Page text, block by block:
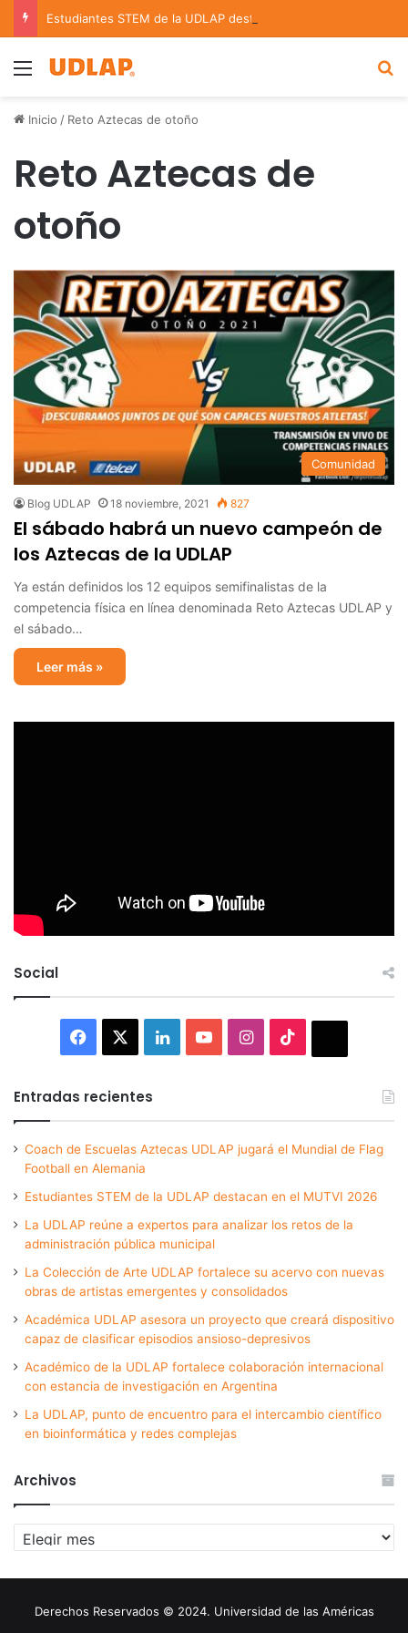
Menu
Inicio / Reto Aztecas de otoño
Reto Aztecas de
otoño
Comunidad
Blog UDLAP 18 noviembre, 2021 827
El sábado habrá un nuevo campeón de
los Aztecas de la UDLAP
Ya están definidos los 12 equipos semifinalistas de la
competencia física en línea denominada Reto Aztecas UDLAP y
el sábado…
Leer más »
Social
Facebook LinkedInYouTubeInstagram
Entradas recientes
Coach de Escuelas Aztecas UDLAP jugará el Mundial de Flag
Football en Alemania
Estudiantes STEM de la UDLAP destacan en el MUTVI 2026
La UDLAP reúne a expertos para analizar los retos de la
administración pública municipal
La Colección de Arte UDLAP fortalece su acervo con nuevas
obras de artistas emergentes y consolidados
Académica UDLAP asesora un proyecto que creará dispositivo
capaz de clasificar episodios ansioso-depresivos
Académico de la UDLAP fortalece colaboración internacional
con estancia de investigación en Argentina
La UDLAP, punto de encuentro para el intercambio científico
en bioinformática y redes complejas
Archivos
Archivos
Derechos Reservados © 2024. Universidad de las Américas